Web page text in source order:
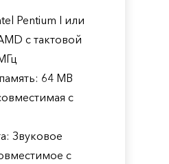
Pentium I или
с тактовой
64 MB
с
Звуковое
с